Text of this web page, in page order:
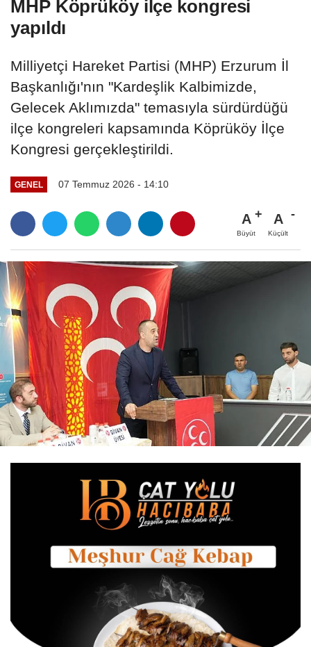
MHP Köprüköy ilçe kongresi
yapıldı
Milliyetçi Hareket Partisi (MHP) Erzurum İl
Başkanlığı'nın "Kardeşlik Kalbimizde,
Gelecek Aklımızda" temasıyla sürdürdüğü
ilçe kongreleri kapsamında Köprüköy İlçe
Kongresi gerçekleştirildi.
GENEL 07 Temmuz 2026 - 14:10
A
Büyüt
A
Küçült